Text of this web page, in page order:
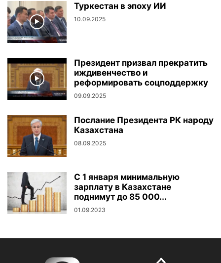
Туркестан в эпоху ИИ
10.09.2025
Президент призвал прекратить
иждивенчество и
реформировать соцподдержку
09.09.2025
Послание Президента РК народу
Казахстана
08.09.2025
С 1 января минимальную
зарплату в Казахстане
поднимут до 85 000...
01.09.2023